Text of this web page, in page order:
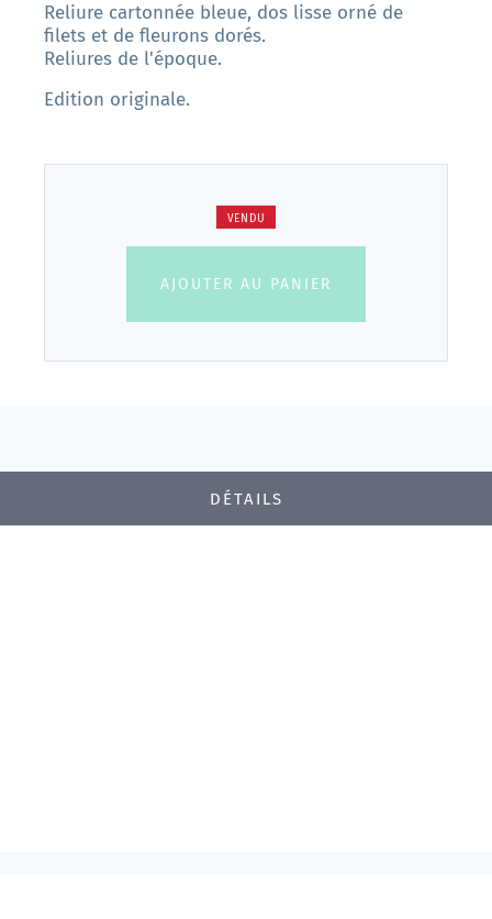
Reliure cartonnée bleue, dos lisse orné de
filets et de fleurons dorés.
Reliures de l'époque.
Edition originale.
VENDU
AJOUTER AU PANIER
DÉTAILS